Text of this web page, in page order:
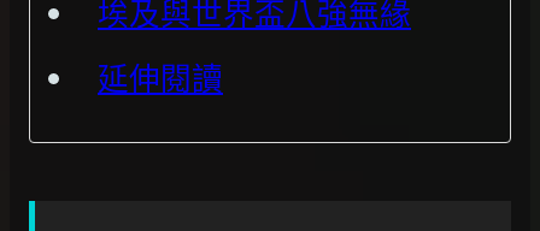
埃及與世界盃八強無緣
延伸閱讀